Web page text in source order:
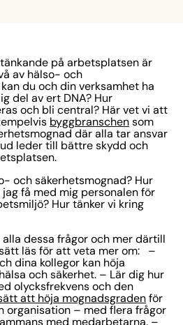
på arbetsplatsen är
av hälso- och
du och din verksamhet ha
del av ert DNA? Hur
och bli central? Här vet vi att
byggbranschen som
där alla tar ansvar
leder till bättre skydd och
och säkerhetsmognad? Hur
få med mig personalen för
Hur tänker vi kring
dessa frågor och mer därtill
läs för att veta mer om: –
dina kollegor kan höja
och säkerhet. – Lär dig hur
olycksfrekvens och den
att höja mognadsgraden för
organisation – med flera frågor
med medarbetarna. –